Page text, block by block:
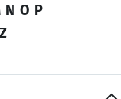
N O P
Z